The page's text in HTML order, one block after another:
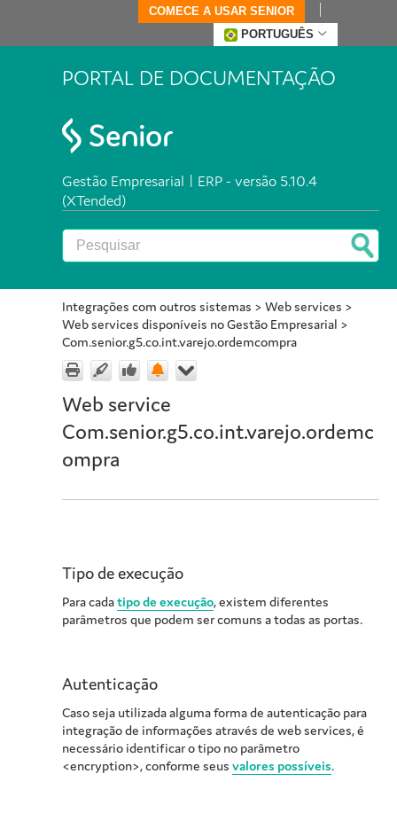
COMECE A USAR SENIOR
PORTUGUÊS
PORTAL DE DOCUMENTAÇÃO
Gestão Empresarial | ERP - versão 5.10.4
(XTended)
Integrações com outros sistemas > Web services >
Web services disponíveis no Gestão Empresarial >
Com.senior.g5.co.int.varejo.ordemcompra
Web service
Com.senior.g5.co.int.varejo.ordemc
ompra
Tipo de execução
Para cadatipo de execução, existem diferentes
parâmetros que podem ser comuns a todas as portas.
Autenticação
Caso seja utilizada alguma forma de autenticação para
integração de informações através de web services, é
necessário identificar o tipo no parâmetro
<encryption>, conforme seus valores possíveis.